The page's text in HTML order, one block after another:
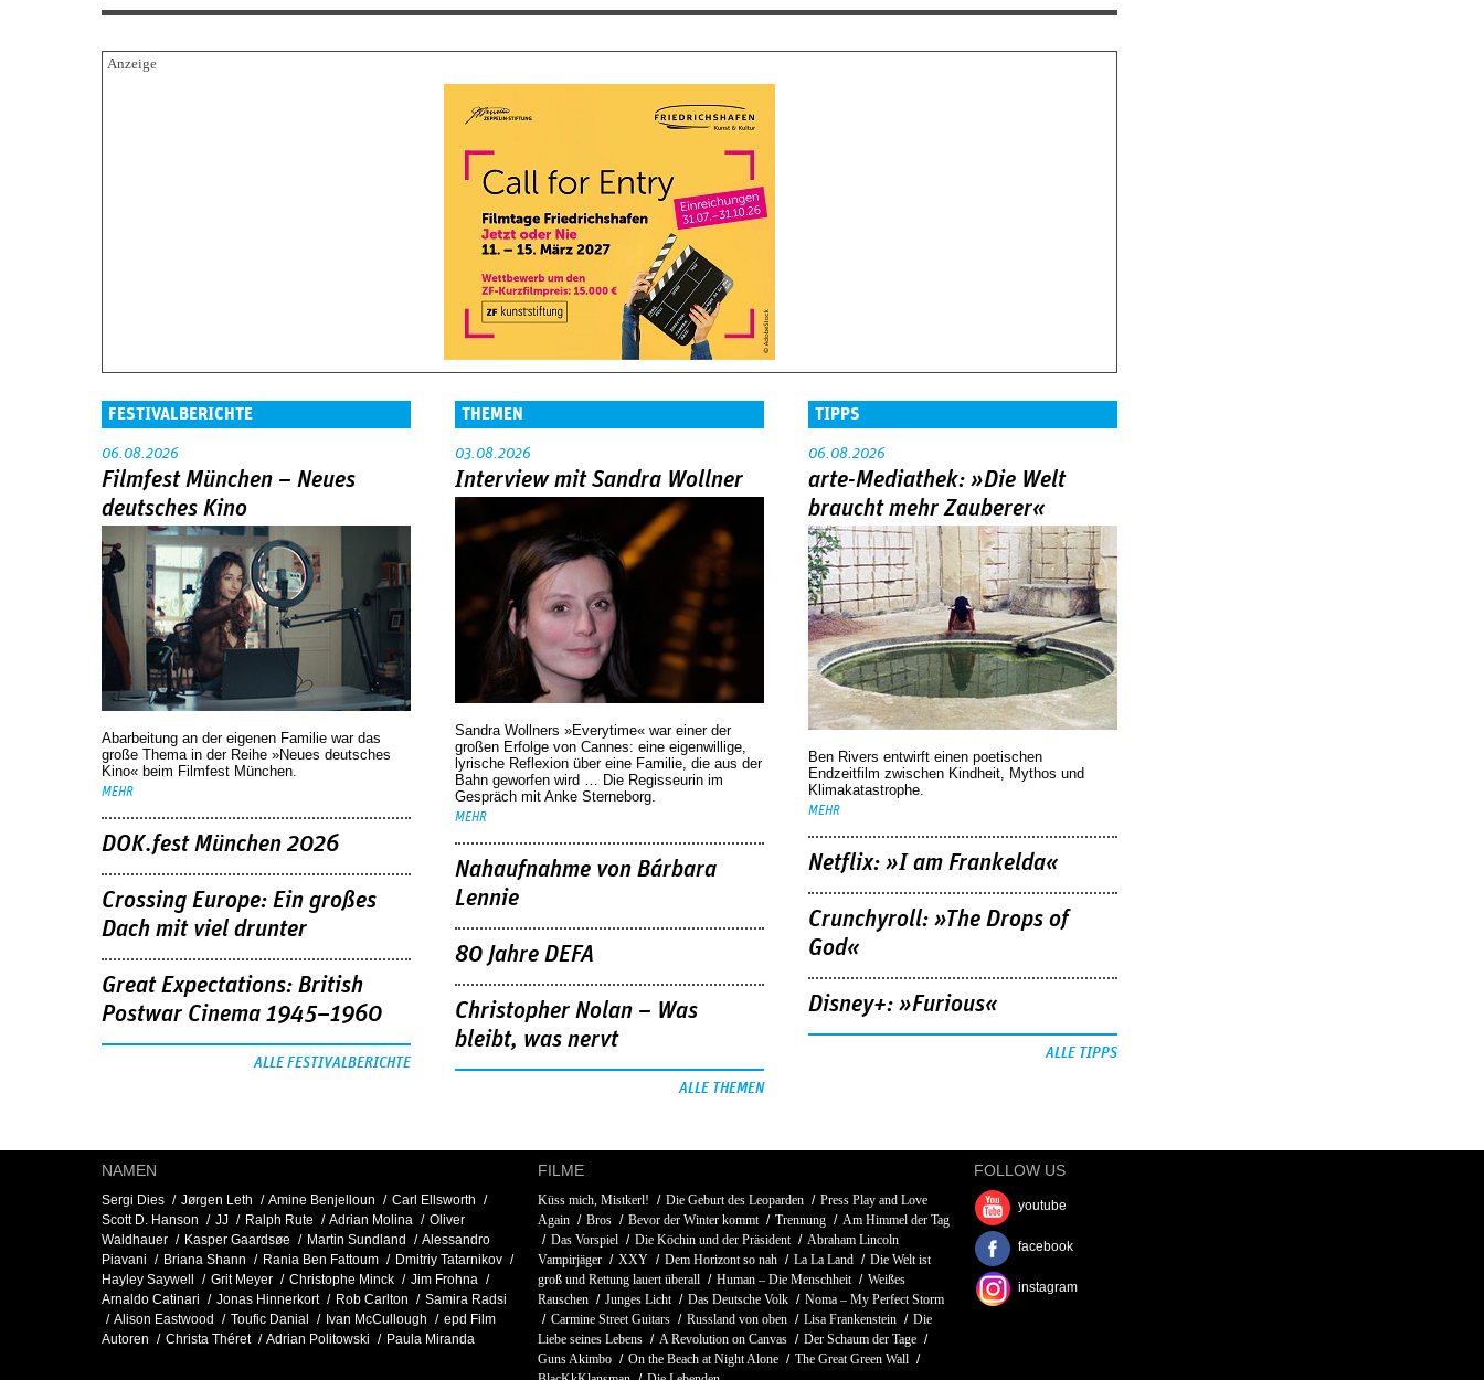
FESTIVALBERICHTE
06.08.2026
Filmfest München – Neues
deutsches Kino
Abarbeitung an der eigenen Familie war das
große Thema in der Reihe »Neues deutsches
Kino« beim Filmfest München.
MEHR
DOK.fest München 2026
Crossing Europe: Ein großes
Dach mit viel drunter
Great Expectations: British
Postwar Cinema 1945–1960
ALLE FESTIVALBERICHTE
THEMEN
03.08.2026
Interview mit Sandra Wollner
Sandra Wollners »Everytime« war einer der
großen Erfolge von Cannes: eine eigenwillige,
lyrische Reflexion über eine ­Familie, die aus der
Bahn geworfen wird … Die Regisseurin im
Gespräch mit Anke Sterneborg.
MEHR
Nahaufnahme von Bárbara
Lennie
80 Jahre DEFA
Christopher Nolan – Was
bleibt, was nervt
ALLE THEMEN
TIPPS
06.08.2026
arte-Mediathek: »Die Welt
braucht mehr Zauberer«
Ben Rivers entwirft einen poetischen
Endzeitfilm zwischen Kindheit, Mythos und
Klimakatastrophe.
MEHR
Netflix: »I am Frankelda«
Crunchyroll: »The Drops of
God«
Disney+: »Furious«
ALLE TIPPS
NAMEN
Sergi Dies Jørgen Leth Amine Benjelloun
Carl Ellsworth
Scott D. Hanson
JJ Ralph Rute Adrian Molina
Oliver
Waldhauer
Kasper Gaardsøe Martin Sundland
Alessandro
Piavani
Briana Shann Rania Ben Fattoum
Dmitriy Tatarnikov
Hayley Saywell
Grit Meyer Christophe Minck
Jim Frohna
Arnaldo Catinari
Jonas Hinnerkort Rob Carlton
Samira Radsi
Alison Eastwood
Toufic Danial Ivan McCullough
epd Film
Autoren
Christa Théret Adrian Politowski Paula Miranda
FILME
Küss mich, Mistkerl! Die Geburt des Leoparden
Press Play and Love
Again
Bros Bevor der Winter kommt Trennung
Am Himmel der Tag
Das Vorspiel
Die Köchin und der Präsident
Abraham Lincoln
Vampirjäger
XXY Dem Horizont so nah La La Land
Die Welt ist
groß und Rettung lauert überall
Human – Die Menschheit
Weißes
Rauschen
Junges Licht Das Deutsche Volk
Noma – My Perfect Storm
Carmine Street Guitars
Russland von oben Lisa Frankenstein
Die
Liebe seines Lebens
A Revolution on Canvas
Der Schaum der Tage
Guns Akimbo
On the Beach at Night Alone
The Great Green Wall
FOLLOW US
youtube
facebook
instagram